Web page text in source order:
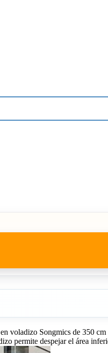
voladizo Songmics de 350
permite despejar el área